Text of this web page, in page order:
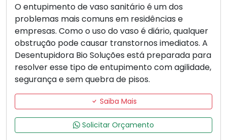
O entupimento de vaso sanitário é um dos
problemas mais comuns em residências e
empresas. Como o uso do vaso é diário, qualquer
obstrução pode causar transtornos imediatos. A
Desentupidora Bio Soluções está preparada para
resolver esse tipo de entupimento com agilidade,
segurança e sem quebra de pisos.
Saiba Mais
Solicitar Orçamento